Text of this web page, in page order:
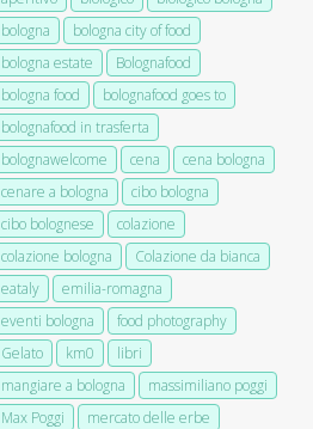
bologna
bologna city of food
bologna estate
Bolognafood
bologna food
bolognafood goes to
bolognafood in trasferta
bolognawelcome
cena
cena bologna
cenare a bologna
cibo bologna
cibo bolognese
colazione
colazione bologna
Colazione da bianca
eataly
emilia-romagna
eventi bologna
food photography
Gelato
km0
libri
mangiare a bologna
massimiliano poggi
Max Poggi
mercato delle erbe